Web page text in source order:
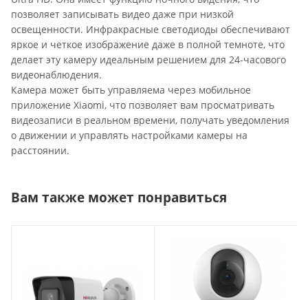
позволяет записывать видео даже при низкой
освещенности. Инфракрасные светодиоды обеспечивают
яркое и четкое изображение даже в полной темноте, что
делает эту камеру идеальным решением для 24-часового
видеонаблюдения.
Камера может быть управляема через мобильное
приложение Xiaomi, что позволяет вам просматривать
видеозаписи в реальном времени, получать уведомления
о движении и управлять настройками камеры на
расстоянии.
Вам также может понравиться